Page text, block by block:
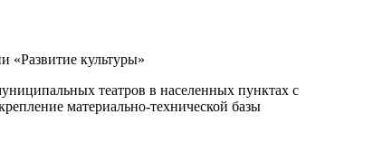
«Развитие культуры»
театров в населенных пунктах с
материально-технической базы